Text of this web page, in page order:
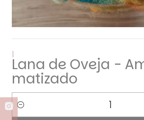
|
Lana de Oveja -
matizado
Cantidad